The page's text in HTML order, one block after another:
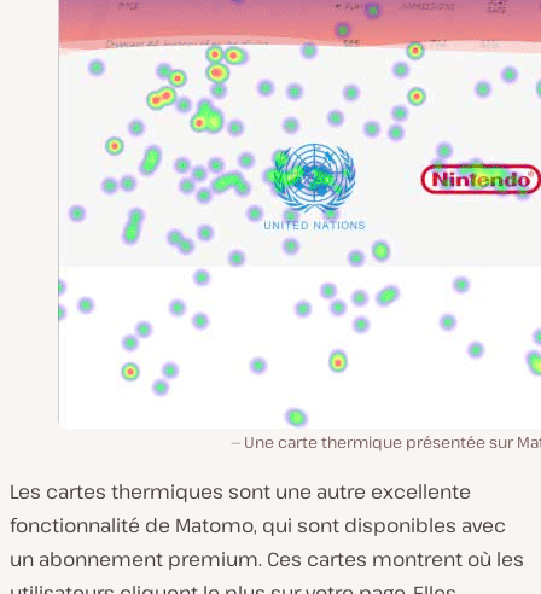
Une carte thermique présentée sur
Les cartes thermiques sont une autre excellente
fonctionnalité de Matomo, qui sont disponibles avec
un abonnement premium. Ces cartes montrent où les